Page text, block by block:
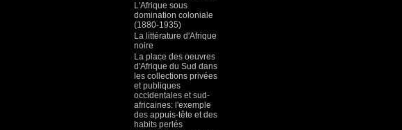
L'Afrique sous
domination coloniale
(1880-1935)
La littérature d'Afrique
noire
La place des oeuvres
d'Afrique du Sud dans
les collections privées
et publiques
occidentales et sud-
africaines: l'exemple
des appuis-tête et des
habits perlés